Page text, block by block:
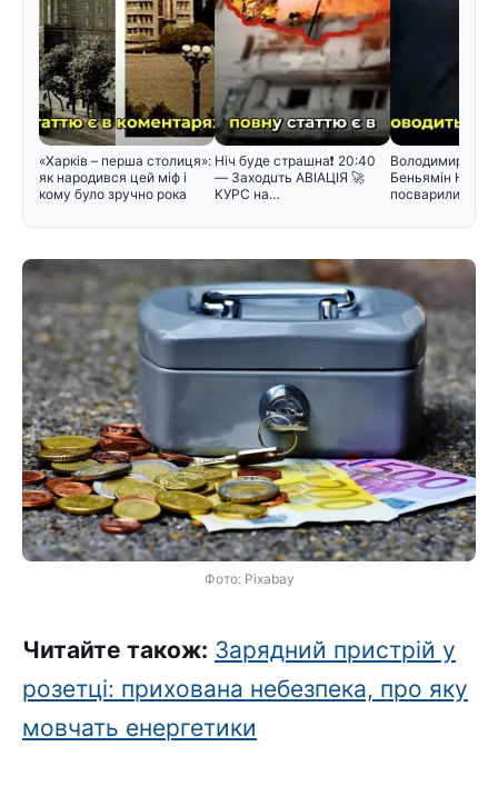
«Харків – перша столиця»:
як народився цей міф і
кому було зручно рока
Hiч бyдe cтpaшнa❗️ 20:40
— Зaxoдuть ABIAЦIЯ 🚀
KУPC нa…
Володимир
Беньямін
посварилися
Фото: Pixabay
Читайте також: Зарядний пристрій у
розетці: прихована небезпека, про яку
мовчать енергетики